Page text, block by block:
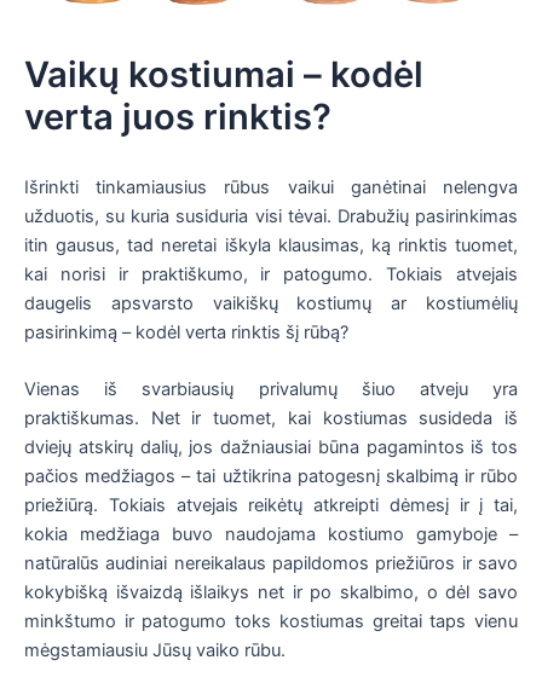
Vaikų kostiumai – kodėl
verta juos rinktis?
Išrinkti tinkamiausius rūbus vaikui ganėtinai nelengva
užduotis, su kuria susiduria visi tėvai. Drabužių pasirinkimas
itin gausus, tad neretai iškyla klausimas, ką rinktis tuomet,
kai norisi ir praktiškumo, ir patogumo. Tokiais atvejais
daugelis apsvarsto vaikiškų kostiumų ar kostiumėlių
pasirinkimą – kodėl verta rinktis šį rūbą?
Vienas iš svarbiausių privalumų šiuo atveju yra
praktiškumas. Net ir tuomet, kai kostiumas susideda iš
dviejų atskirų dalių, jos dažniausiai būna pagamintos iš tos
pačios medžiagos – tai užtikrina patogesnį skalbimą ir rūbo
priežiūrą. Tokiais atvejais reikėtų atkreipti dėmesį ir į tai,
kokia medžiaga buvo naudojama kostiumo gamyboje –
natūralūs audiniai nereikalaus papildomos priežiūros ir savo
kokybišką išvaizdą išlaikys net ir po skalbimo, o dėl savo
minkštumo ir patogumo toks kostiumas greitai taps vienu
mėgstamiausiu Jūsų vaiko rūbu.